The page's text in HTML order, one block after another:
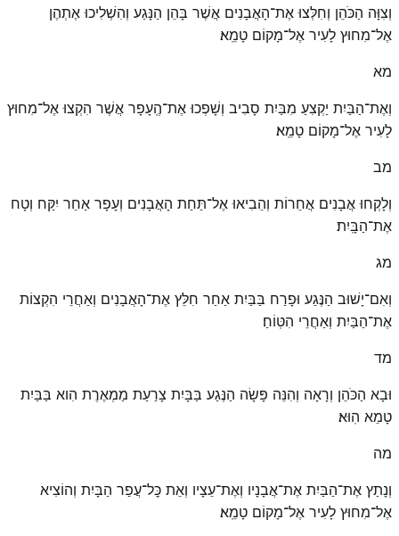
וְצִוָּה הַכֹּהֵן וְחִלְּצוּ אֶת־הָאֲבָנִים אֲשֶׁר בָּהֵן הַנָּגַע וְהִשְׁלִיכוּ אֶתְהֶן
אֶל־מִחוּץ לָעִיר אֶל־מָקוֹם טָמֵֽא׃
מא
וְאֶת־הַבַּיִת יַקְצִעַ מִבַּיִת סָבִיב וְשָׁפְכוּ אֶת־הֶֽעָפָר אֲשֶׁר הִקְצוּ אֶל־מִחוּץ
לָעִיר אֶל־מָקוֹם טָמֵֽא׃
מב
וְלָקְחוּ אֲבָנִים אֲחֵרוֹת וְהֵבִיאוּ אֶל־תַּחַת הָאֲבָנִים וְעָפָר אַחֵר יִקַּח וְטָח
אֶת־הַבָּֽיִת׃
מג
וְאִם־יָשׁוּב הַנֶּגַע וּפָרַח בַּבַּיִת אַחַר חִלֵּץ אֶת־הָאֲבָנִים וְאַחֲרֵי הִקְצוֹת
אֶת־הַבַּיִת וְאַחֲרֵי הִטּֽוֹחַ׃
מד
וּבָא הַכֹּהֵן וְרָאָה וְהִנֵּה פָּשָׂה הַנֶּגַע בַּבָּיִת צָרַעַת מַמְאֶרֶת הִוא בַּבַּיִת
טָמֵא הֽוּא׃
מה
וְנָתַץ אֶת־הַבַּיִת אֶת־אֲבָנָיו וְאֶת־עֵצָיו וְאֵת כׇּל־עֲפַר הַבָּיִת וְהוֹצִיא
אֶל־מִחוּץ לָעִיר אֶל־מָקוֹם טָמֵֽא׃